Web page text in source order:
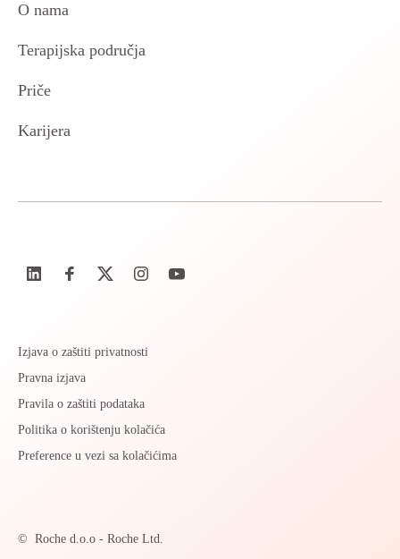
O nama
Terapijska područja
Priče
Karijera
Izjava o zaštiti privatnosti
Pravna izjava
Pravila o zaštiti podataka
Politika o korištenju kolačića
Preference u vezi sa kolačićima
© Roche d.o.o - Roche Ltd.